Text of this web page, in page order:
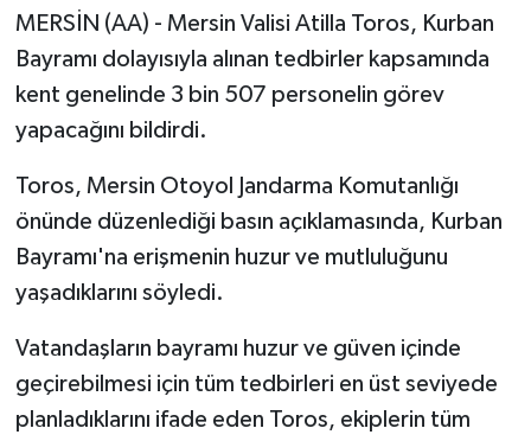
MERSİN (AA) - Mersin Valisi Atilla Toros, Kurban
Bayramı dolayısıyla alınan tedbirler kapsamında
kent genelinde 3 bin 507 personelin görev
yapacağını bildirdi.
Toros, Mersin Otoyol Jandarma Komutanlığı
önünde düzenlediği basın açıklamasında, Kurban
Bayramı'na erişmenin huzur ve mutluluğunu
yaşadıklarını söyledi.
Vatandaşların bayramı huzur ve güven içinde
geçirebilmesi için tüm tedbirleri en üst seviyede
planladıklarını ifade eden Toros, ekiplerin tüm